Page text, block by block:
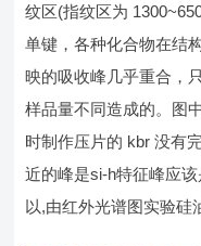
纹区(指纹区为
单键，各种化合物在结
映的吸收峰几乎重合，
样品量不同造成的。图
时制作压片的 kbr 没有
近的峰是si-h特征峰应
以,由红外光谱图实验硅